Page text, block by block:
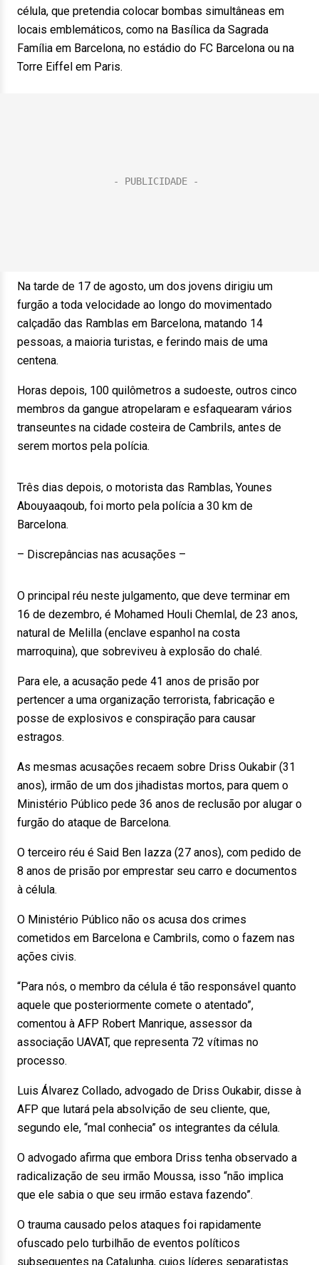
célula, que pretendia colocar bombas simultâneas em
locais emblemáticos, como na Basílica da Sagrada
Família em Barcelona, no estádio do FC Barcelona ou na
Torre Eiffel em Paris.
Na tarde de 17 de agosto, um dos jovens dirigiu um
furgão a toda velocidade ao longo do movimentado
calçadão das Ramblas em Barcelona, matando 14
pessoas, a maioria turistas, e ferindo mais de uma
centena.
Horas depois, 100 quilômetros a sudoeste, outros cinco
membros da gangue atropelaram e esfaquearam vários
transeuntes na cidade costeira de Cambrils, antes de
serem mortos pela polícia.
Três dias depois, o motorista das Ramblas, Younes
Abouyaaqoub, foi morto pela polícia a 30 km de
Barcelona.
– Discrepâncias nas acusações –
O principal réu neste julgamento, que deve terminar em
16 de dezembro, é Mohamed Houli Chemlal, de 23 anos,
natural de Melilla (enclave espanhol na costa
marroquina), que sobreviveu à explosão do chalé.
Para ele, a acusação pede 41 anos de prisão por
pertencer a uma organização terrorista, fabricação e
posse de explosivos e conspiração para causar
estragos.
As mesmas acusações recaem sobre Driss Oukabir (31
anos), irmão de um dos jihadistas mortos, para quem o
Ministério Público pede 36 anos de reclusão por alugar o
furgão do ataque de Barcelona.
O terceiro réu é Said Ben Iazza (27 anos), com pedido de
8 anos de prisão por emprestar seu carro e documentos
à célula.
O Ministério Público não os acusa dos crimes
cometidos em Barcelona e Cambrils, como o fazem nas
ações civis.
“Para nós, o membro da célula é tão responsável quanto
aquele que posteriormente comete o atentado”,
comentou à AFP Robert Manrique, assessor da
associação UAVAT, que representa 72 vítimas no
processo.
Luis Álvarez Collado, advogado de Driss Oukabir, disse à
AFP que lutará pela absolvição de seu cliente, que,
segundo ele, “mal conhecia” os integrantes da célula.
O advogado afirma que embora Driss tenha observado a
radicalização de seu irmão Moussa, isso “não implica
que ele sabia o que seu irmão estava fazendo”.
O trauma causado pelos ataques foi rapidamente
ofuscado pelo turbilhão de eventos políticos
subsequentes na Catalunha, cujos líderes separatistas